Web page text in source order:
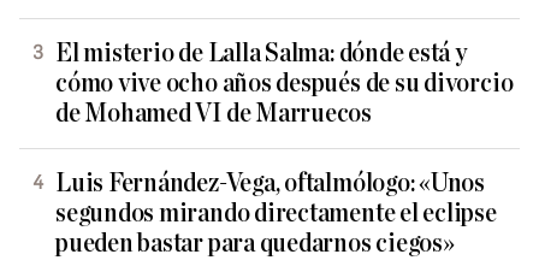
El misterio de Lalla Salma: dónde está y
cómo vive ocho años después de su divorcio
de Mohamed VI de Marruecos
Luis Fernández-Vega, oftalmólogo: «Unos
segundos mirando directamente el eclipse
pueden bastar para quedarnos ciegos»